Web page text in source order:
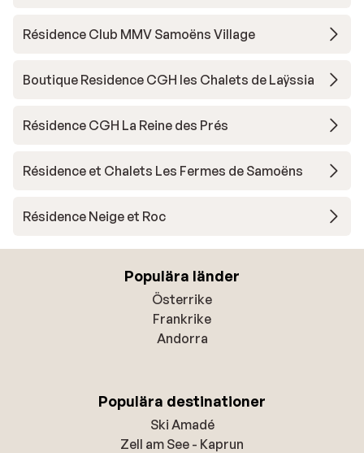
Résidence Club MMV Samoëns Village
Boutique Residence CGH les Chalets de Laÿssia
Résidence CGH La Reine des Prés
Résidence et Chalets Les Fermes de Samoëns
Résidence Neige et Roc
Populära länder
Österrike
Frankrike
Andorra
Populära destinationer
Ski Amadé
Zell am See - Kaprun